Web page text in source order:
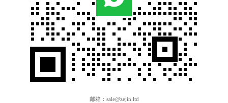
邮箱：sale@zejin.ltd